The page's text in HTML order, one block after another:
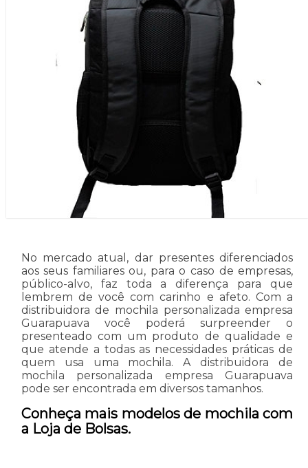
No mercado atual, dar presentes diferenciados
aos seus familiares ou, para o caso de empresas,
público-alvo, faz toda a diferença para que
lembrem de você com carinho e afeto. Com a
distribuidora de mochila personalizada empresa
Guarapuava você poderá surpreender o
presenteado com um produto de qualidade e
que atende a todas as necessidades práticas de
quem usa uma mochila. A distribuidora de
mochila personalizada empresa Guarapuava
pode ser encontrada em diversos tamanhos.
Conheça mais modelos de mochila com
a Loja de Bolsas.